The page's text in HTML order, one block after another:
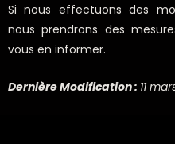
Si nous effectuons des
nous prendrons des
vous en informer.
Dernière Modification : 11